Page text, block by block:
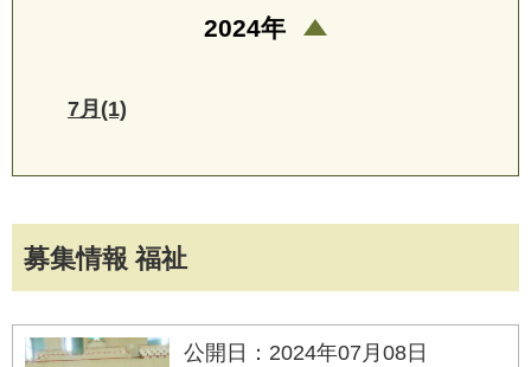
募集情報 福祉
公開日：2024年07月08日
2024年
7月(1)